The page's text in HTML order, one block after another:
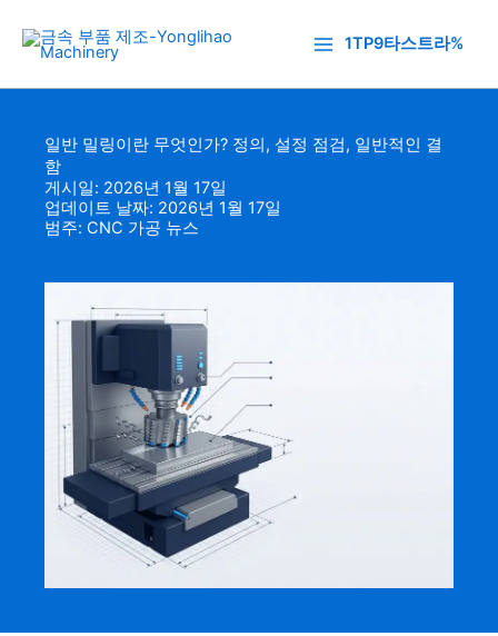
로
1TP9타스트라%
일반 밀링이란 무엇인가? 정의, 설정 점검, 일반적인 결
함
게시일: 2026년 1월 17일
업데이트 날짜: 2026년 1월 17일
범주: CNC 가공 뉴스